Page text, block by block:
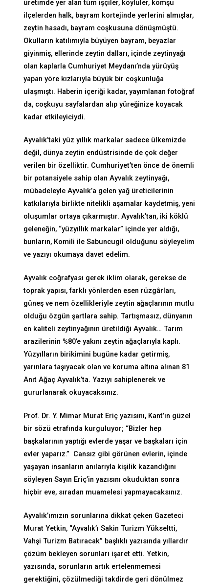
üretimde yer alan tüm işçiler, köylüler, komşu
ilçelerden halk, bayram kortejinde yerlerini almışlar,
zeytin hasadı, bayram coşkusuna dönüşmüştü.
Okulların katılımıyla büyüyen bayram, beyazlar
giyinmiş, ellerinde zeytin dalları, içinde zeytinyağı
olan kaplarla Cumhuriyet Meydanı’nda yürüyüş
yapan yöre kızlarıyla büyük bir coşkunluğa
ulaşmıştı. Haberin içeriği kadar, yayımlanan fotoğraf
da, coşkuyu sayfalardan alıp yüreğinize koyacak
kadar etkileyiciydi.
Ayvalık’taki yüz yıllık markalar sadece ülkemizde
değil, dünya zeytin endüstrisinde de çok değer
verilen bir özelliktir. Cumhuriyet’ten önce de önemli
bir potansiyele sahip olan Ayvalık zeytinyağı,
mübadeleyle Ayvalık’a gelen yağ üreticilerinin
katkılarıyla birlikte nitelikli aşamalar kaydetmiş, yeni
oluşumlar ortaya çıkarmıştır. Ayvalık’tan, iki köklü
geleneğin, “yüzyıllık markalar” içinde yer aldığı,
bunların, Komili ile Sabuncugil olduğunu söyleyelim
ve yazıyı okumaya davet edelim.
Ayvalık coğrafyası gerek iklim olarak, gerekse de
toprak yapısı, farklı yönlerden esen rüzgârları,
güneş ve nem özellikleriyle zeytin ağaçlarının mutlu
olduğu özgün şartlara sahip. Tartışmasız, dünyanın
en kaliteli zeytinyağının üretildiği Ayvalık… Tarım
arazilerinin %80’e yakını zeytin ağaçlarıyla kaplı.
Yüzyılların birikimini bugüne kadar getirmiş,
yarınlara taşıyacak olan ve koruma altına alınan 81
Anıt Ağaç Ayvalık’ta. Yazıyı sahiplenerek ve
gururlanarak okuyacaksınız.
Prof. Dr. Y. Mimar Murat Eriç yazısını, Kant’ın güzel
bir sözü etrafında kurguluyor; “Bizler hep
başkalarının yaptığı evlerde yaşar ve başkaları için
evler yaparız.” Cansız gibi görünen evlerin, içinde
yaşayan insanların anılarıyla kişilik kazandığını
söyleyen Sayın Eriç’in yazısını okuduktan sonra
hiçbir eve, sıradan muamelesi yapmayacaksınız.
Ayvalık’ımızın sorunlarına dikkat çeken Gazeteci
Murat Yetkin, “Ayvalık’ı Sakin Turizm Yükseltti,
Vahşi Turizm Batıracak” başlıklı yazısında yıllardır
çözüm bekleyen sorunları işaret etti. Yetkin,
yazısında, sorunların artık ertelenmemesi
gerektiğini, çözülmediği takdirde geri dönülmez